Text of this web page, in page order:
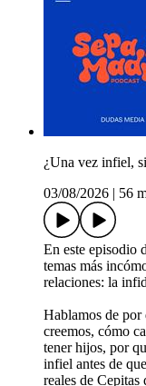
¿Una vez infiel,
03/08/2026
56
En este episodio
temas más
relaciones: la
Hablamos de por
creemos, cómo
tener hijos, por
infiel antes de
reales de Cepitas